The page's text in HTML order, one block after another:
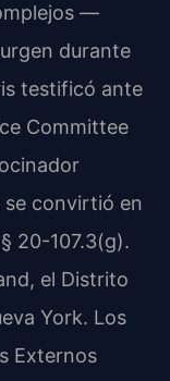
—
durante
testificó ante
Committee
se convirtió en
20-107.3(g).
el Distrito
York. Los
Externos